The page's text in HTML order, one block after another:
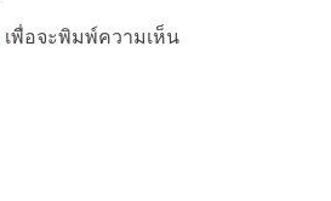
เพื่อจะพิมพ์ความเห็น